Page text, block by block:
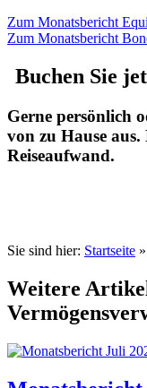
Zum Monatsbericht
Zum Monatsbericht
Buchen Sie
Gerne persönlich
von zu Hause aus.
Reiseaufwand.
Sie sind hier: Startseite »
Weitere